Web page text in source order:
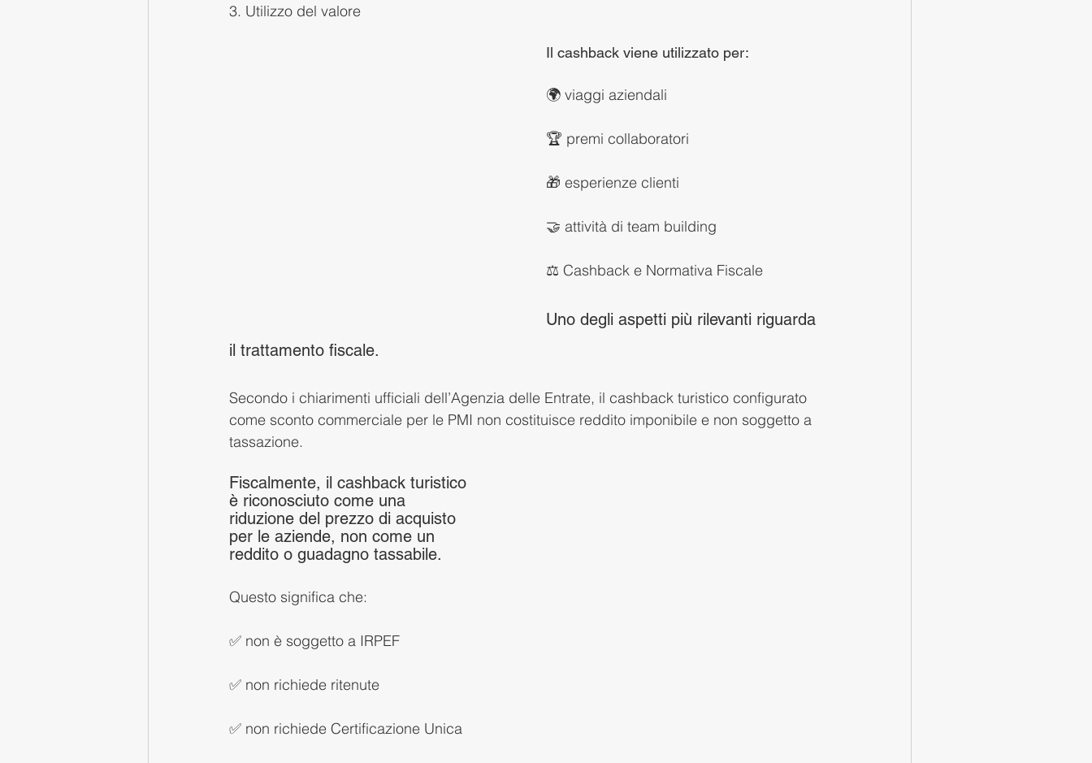
3. Utilizzo del valore
Il cashback viene utilizzato per:
🌍 viaggi aziendali
🏆 premi collaboratori
🎁 esperienze clienti
🤝 attività di team building
⚖️ Cashback e Normativa Fiscale
Uno degli aspetti più rilevanti riguarda
il trattamento fiscale.
Secondo i chiarimenti ufficiali dell’Agenzia delle Entrate, il cashback turistico configurato
come sconto commerciale per le PMI non costituisce reddito imponibile e non soggetto a
tassazione.
Fiscalmente, il cashback turistico
è riconosciuto come una
riduzione del prezzo di acquisto
per le aziende, non come un
reddito o guadagno tassabile.
Questo significa che:
✅ non è soggetto a IRPEF
✅ non richiede ritenute
✅ non richiede Certificazione Unica